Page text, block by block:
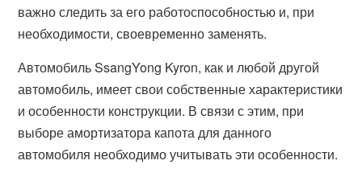
важно следить за его работоспособностью и, при
необходимости, своевременно заменять.
Автомобиль SsangYong Kyron, как и любой другой
автомобиль, имеет свои собственные характеристики
и особенности конструкции. В связи с этим, при
выборе амортизатора капота для данного
автомобиля необходимо учитывать эти особенности.